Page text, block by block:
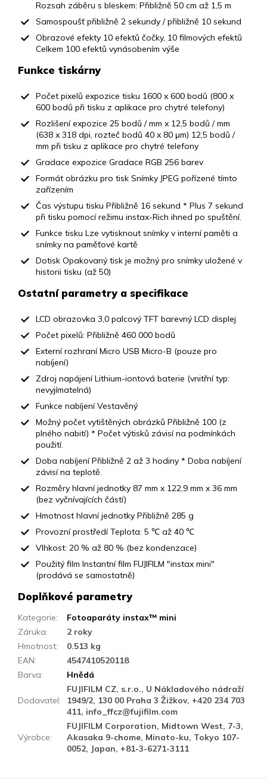
Rozsah záběru s bleskem: Přibližně 50 cm až 1,5 m
Samospoušť přibližně 2 sekundy / přibližně 10 sekund
Obrazové efekty 10 efektů čočky, 10 filmových efektů
Celkem 100 efektů vynásobením výše
Funkce tiskárny
Počet pixelů expozice tisku 1600 x 600 bodů (800 x
600 bodů při tisku z aplikace pro chytré telefony)
Rozlišení expozice 25 bodů / mm x 12,5 bodů / mm
(638 x 318 dpi, rozteč bodů 40 x 80 μm) 12,5 bodů /
mm při tisku z aplikace pro chytré telefony
Gradace expozice Gradace RGB 256 barev
Formát obrázku pro tisk Snímky JPEG pořízené tímto
zařízením
Čas výstupu tisku Přibližně 16 sekund * Plus 7 sekund
při tisku pomocí režimu instax-Rich ihned po spuštění.
Funkce tisku Lze vytisknout snímky v interní paměti a
snímky na paměťové kartě
Dotisk Opakovaný tisk je možný pro snímky uložené v
historii tisku (až 50)
Ostatní parametry a specifikace
LCD obrazovka 3,0 palcový TFT barevný LCD displej
Počet pixelů: Přibližně 460 000 bodů
Externí rozhraní Micro USB Micro-B (pouze pro
nabíjení)
Zdroj napájení Lithium-iontová baterie (vnitřní typ:
nevyjímatelná)
Funkce nabíjení Vestavěný
Možný počet vytištěných obrázků Přibližně 100 (z
plného nabití) * Počet výtisků závisí na podmínkách
použití.
Doba nabíjení Přibližně 2 až 3 hodiny * Doba nabíjení
závisí na teplotě.
Rozměry hlavní jednotky 87 mm x 122,9 mm x 36 mm
(bez vyčnívajících částí)
Hmotnost hlavní jednotky Přibližně 285 g
Provozní prostředí Teplota: 5 ℃ až 40 ℃
Vlhkost: 20 % až 80 % (bez kondenzace)
Použitý film Instantní film FUJIFILM "instax mini"
(prodává se samostatně)
Doplňkové parametry
Kategorie:
Fotoaparáty instax™ mini
Záruka:
2 roky
Hmotnost:
0.513 kg
EAN:
4547410520118
Barva: Hnědá
Dodavatel:
FUJIFILM CZ, s.r.o., U Nákladového nádraží
1949/2, 130 00 Praha 3 Žižkov, +420 234 703
411, info_ffcz@fujifilm.com
Výrobce:
FUJIFILM Corporation, Midtown West, 7-3,
Akasaka 9-chome, Minato-ku, Tokyo 107-
0052, Japan, +81-3-6271-3111